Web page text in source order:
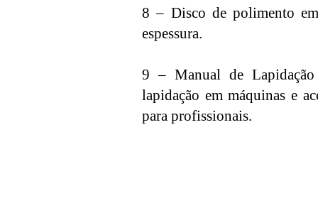
8 – Disco de polimento
espessura.
9 – Manual de
lapidação em máquinas e
para profissionais.